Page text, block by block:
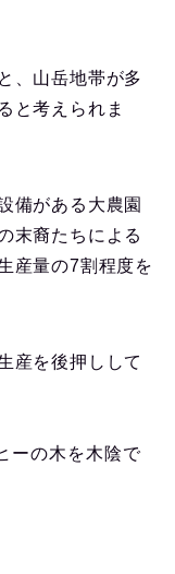
、山岳地帯が多
と考えられま
備がある大農園
末裔たちによる
産量の7割程度を
産を後押しして
ーの木を木陰で